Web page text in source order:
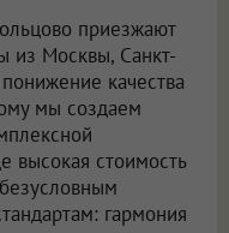
приезжают
из Москвы, Санкт-
качества
мы создаем
высокая стоимость
гармония